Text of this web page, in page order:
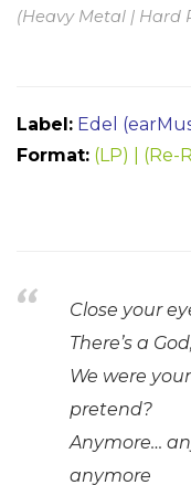
(Heavy Metal | Hard
Label: Edel
Format: (LP) | (Re-
Close your
There’s a
We were
pretend?
Anymore…
anymore